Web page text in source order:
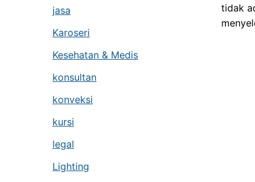
jasa
Karoseri
Kesehatan & Medis
konsultan
konveksi
kursi
legal
Lighting
tidak